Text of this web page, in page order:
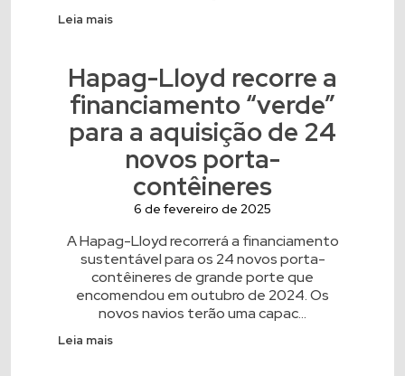
Leia mais
Hapag-Lloyd recorre a
financiamento “verde”
para a aquisição de 24
novos porta-
contêineres
6 de fevereiro de 2025
A Hapag-Lloyd recorrerá a financiamento
sustentável para os 24 novos porta-
contêineres de grande porte que
encomendou em outubro de 2024. Os
novos navios terão uma capac...
Leia mais